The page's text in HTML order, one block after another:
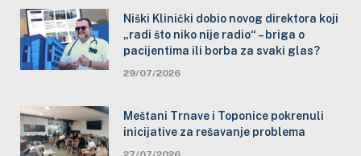
Niški Klinički dobio novog direktora koji
„radi što niko nije radio“ – briga o
pacijentima ili borba za svaki glas?
29/07/2026
Meštani Trnave i Toponice pokrenuli
inicijative za rešavanje problema